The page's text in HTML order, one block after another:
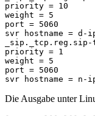
priority = 10
weight = 5
port = 5060
svr hostname = d-
priority = 1
weight = 5
port = 5060
svr hostname = n-
Die Ausgabe unter